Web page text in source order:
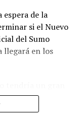
espera de la
si el Nuevo
del Sumo
llegará en los
dado el
la Iglesia